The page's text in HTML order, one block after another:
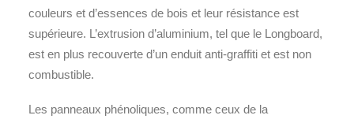
couleurs et d’essences de bois et leur résistance est
supérieure. L’extrusion d’aluminium, tel que le Longboard,
est en plus recouverte d’un enduit anti-graffiti et est non
combustible.
Les panneaux phénoliques, comme ceux de la